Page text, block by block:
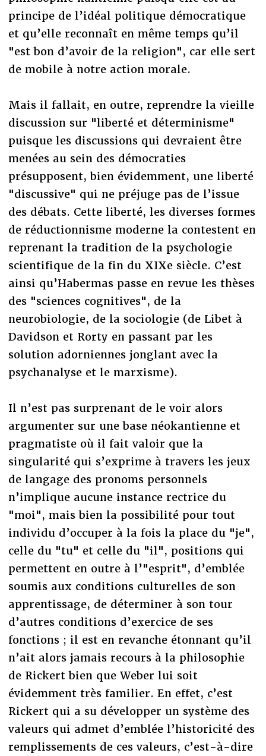
principe de l’idéal politique démocratique
et qu’elle reconnaît en même temps qu’il
"est bon d’avoir de la religion", car elle sert
de mobile à notre action morale.
Mais il fallait, en outre, reprendre la vieille
discussion sur "liberté et déterminisme"
puisque les discussions qui devraient être
menées au sein des démocraties
présupposent, bien évidemment, une liberté
"discussive" qui ne préjuge pas de l’issue
des débats. Cette liberté, les diverses formes
de réductionnisme moderne la contestent en
reprenant la tradition de la psychologie
scientifique de la fin du XIXe siècle. C’est
ainsi qu’Habermas passe en revue les thèses
des "sciences cognitives", de la
neurobiologie, de la sociologie (de Libet à
Davidson et Rorty en passant par les
solution adorniennes jonglant avec la
psychanalyse et le marxisme).
Il n’est pas surprenant de le voir alors
argumenter sur une base néokantienne et
pragmatiste où il fait valoir que la
singularité qui s’exprime à travers les jeux
de langage des pronoms personnels
n’implique aucune instance rectrice du
"moi", mais bien la possibilité pour tout
individu d’occuper à la fois la place du "je",
celle du "tu" et celle du "il", positions qui
permettent en outre à l’"esprit", d’emblée
soumis aux conditions culturelles de son
apprentissage, de déterminer à son tour
d’autres conditions d’exercice de ses
fonctions ; il est en revanche étonnant qu’il
n’ait alors jamais recours à la philosophie
de Rickert bien que Weber lui soit
évidemment très familier. En effet, c’est
Rickert qui a su développer un système des
valeurs qui admet d’emblée l’historicité des
remplissements de ces valeurs, c’est-à-dire